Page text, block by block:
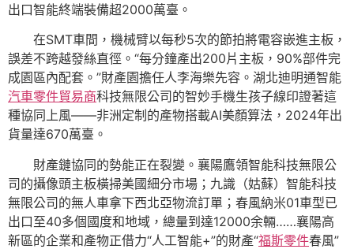
出口智能終端裝備超2000萬臺。
在SMT車間，機械臂以每秒5次的節拍將電容嵌進主板，
誤差不跨越發絲直徑。“每分鐘產出200片主板，90%部件完
成園區內配套。”財產園擔任人李海樂先容。湖北迪明通智能
汽車零件貿易商科技無限公司的智妙手機生孩子線印證著這
種協同上風——非洲定制的產物搭載AI美顏算法，2024年出
貨量達670萬臺。
財產鏈協同的勢能正在裂變。襄陽鷹領智能科技無限公
司的攝像頭主板橫掃美國細分市場；九識（姑蘇）智能科技
無限公司的無人車拿下西北亞物流訂單；春風納米01車型已
出口至40多個國度和地域，總量到達12000余輛……襄陽高
新區的企業和產物正借力“人工智能+”的財產“福斯零件春風”